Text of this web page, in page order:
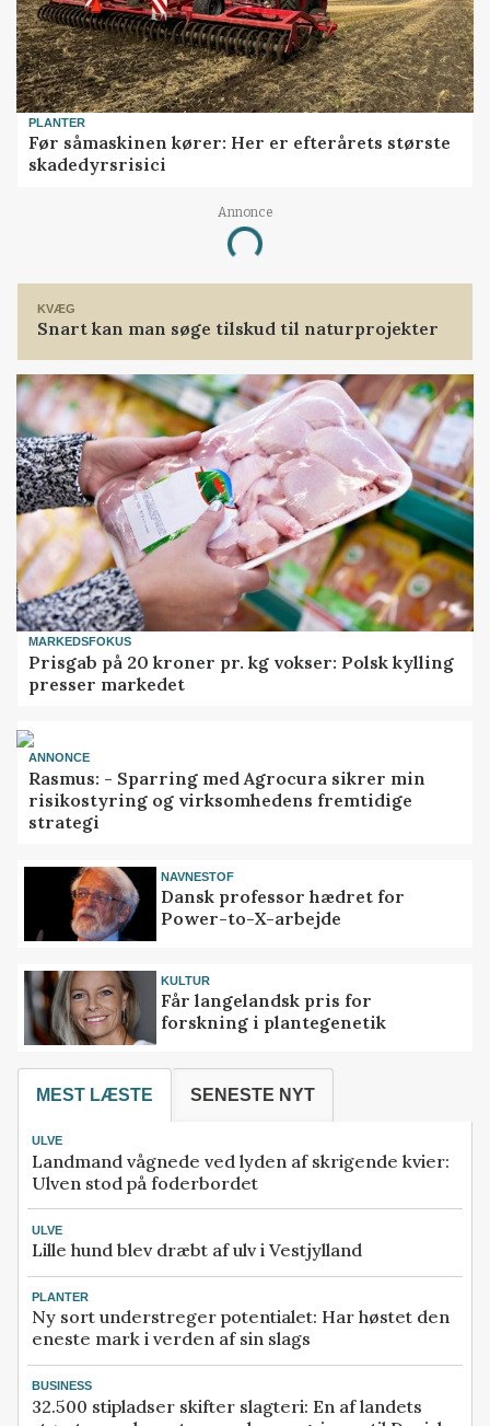
PLANTER
Før såmaskinen kører: Her er efterårets største
skadedyrsrisici
Annonce
Loading...
KVÆG
Snart kan man søge tilskud til naturprojekter
MARKEDSFOKUS
Prisgab på 20 kroner pr. kg vokser: Polsk kylling
presser markedet
ANNONCE
Rasmus: - Sparring med Agrocura sikrer min
risikostyring og virksomhedens fremtidige
strategi
NAVNESTOF
Dansk professor hædret for
Power-to-X-arbejde
KULTUR
Får langelandsk pris for
forskning i plantegenetik
MEST LÆSTE SENESTE NYT
ULVE
Landmand vågnede ved lyden af skrigende kvier:
Ulven stod på foderbordet
ULVE
Lille hund blev dræbt af ulv i Vestjylland
PLANTER
Ny sort understreger potentialet: Har høstet den
eneste mark i verden af sin slags
BUSINESS
32.500 stipladser skifter slagteri: En af landets